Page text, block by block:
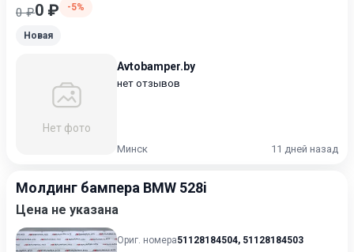
0 ₽0 ₽ -5%
Новая
Нет фото
Avtobamper.by
нет отзывов
Минск 11 дней назад
Молдинг бампера BMW 528i
Цена не указана
Ориг. номера51128184504, 51128184503